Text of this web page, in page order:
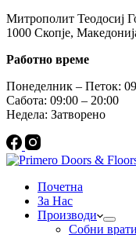
Митрополит Теодосиј
1000 Скопје,
Работно време
Понеделник – Петок:
Сабота: 09:00 – 20:00
Недела: Затворено
Почетна
За Нас
Производи
Собни